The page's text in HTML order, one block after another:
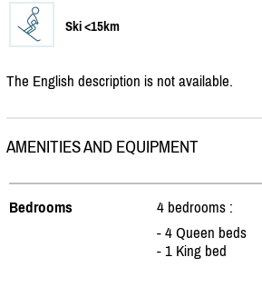
Ski <15km
The English description is not available.
AMENITIES AND EQUIPMENT
Bedrooms
4 bedrooms :
- 4 Queen beds
- 1 King bed